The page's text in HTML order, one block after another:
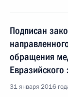
Подписан
обращения
31 января 2016